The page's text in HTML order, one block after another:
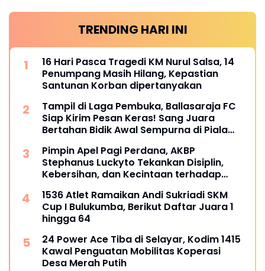
TRENDING HARI INI
16 Hari Pasca Tragedi KM Nurul Salsa, 14
Penumpang Masih Hilang, Kepastian
Santunan Korban dipertanyakan
Tampil di Laga Pembuka, Ballasaraja FC
Siap Kirim Pesan Keras! Sang Juara
Bertahan Bidik Awal Sempurna di Piala
Pimpin Apel Pagi Perdana, AKBP
Stephanus Luckyto Tekankan Disiplin,
Kebersihan, dan Kecintaan terhadap
1536 Atlet Ramaikan Andi Sukriadi SKM
Cup I Bulukumba, Berikut Daftar Juara 1
hingga 64
24 Power Ace Tiba di Selayar, Kodim 1415
Kawal Penguatan Mobilitas Koperasi
Desa Merah Putih